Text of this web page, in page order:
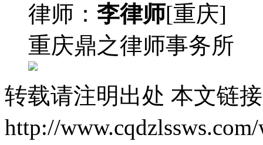
律师： 李律师[重庆]
重庆鼎之律师事务所
转载请注明出处 本文链
http://